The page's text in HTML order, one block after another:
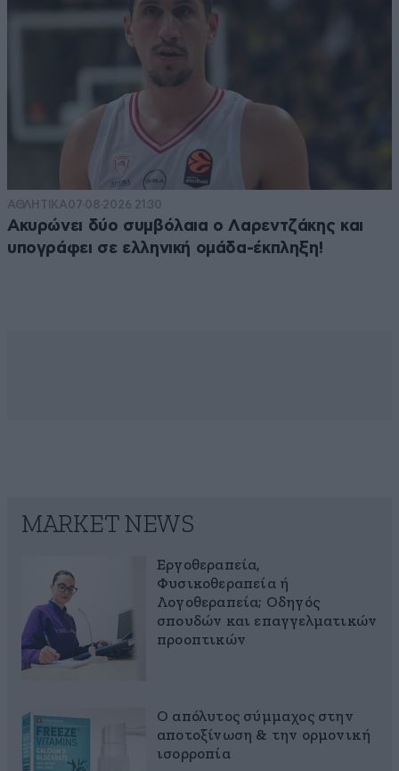
ΑΘΛΗΤΙΚΑ07·08·2026 21:30
Ακυρώνει δύο συμβόλαια ο Λαρεντζάκης και
υπογράφει σε ελληνική ομάδα-έκπληξη!
MARKET NEWS
Εργοθεραπεία,
Φυσικοθεραπεία ή
Λογοθεραπεία; Οδηγός
σπουδών και επαγγελματικών
προοπτικών
Ο απόλυτος σύμμαχος στην
αποτοξίνωση & την ορμονική
ισορροπία